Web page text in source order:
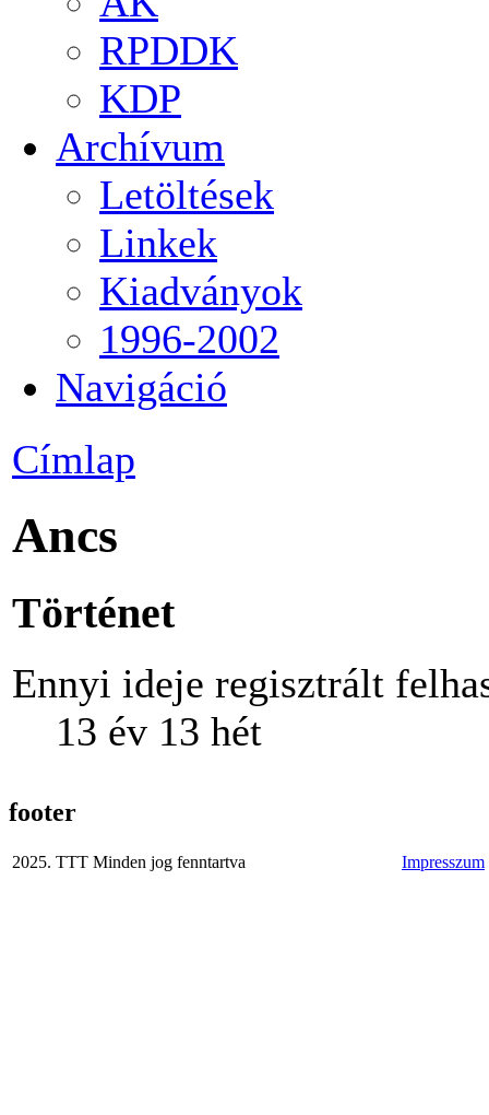
RPDDK
KDP
Archívum
Letöltések
Linkek
Kiadványok
1996-2002
Navigáció
Címlap
Ancs
Történet
Ennyi ideje regisztrált
13 év 13 hét
footer
2025. TTT Minden jog fenntartva Impresszum